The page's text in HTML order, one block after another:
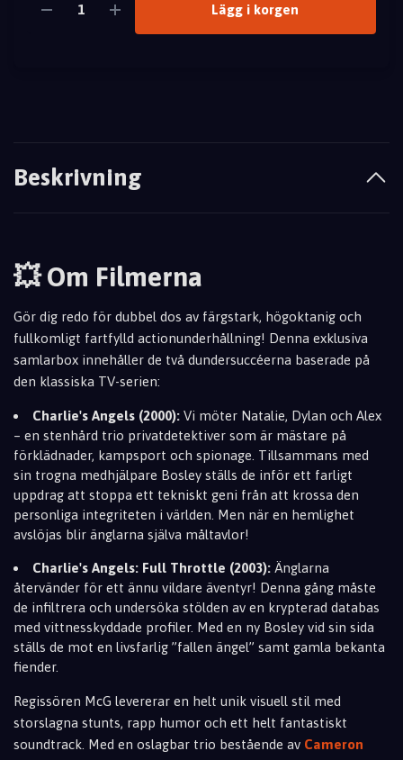
Lägg i korgen
Beskrivning
💥 Om Filmerna
Gör dig redo för dubbel dos av färgstark, högoktanig och
fullkomligt fartfylld actionunderhållning! Denna exklusiva
samlarbox innehåller de två dundersuccéerna baserade på
den klassiska TV-serien:
Charlie's Angels (2000): Vi möter Natalie, Dylan och Alex
– en stenhård trio privatdetektiver som är mästare på
förklädnader, kampsport och spionage. Tillsammans med
sin trogna medhjälpare Bosley ställs de inför ett farligt
uppdrag att stoppa ett tekniskt geni från att krossa den
personliga integriteten i världen. Men när en hemlighet
avslöjas blir änglarna själva måltavlor!
Charlie's Angels: Full Throttle (2003): Änglarna
återvänder för ett ännu vildare äventyr! Denna gång måste
de infiltrera och undersöka stölden av en krypterad databas
med vittnesskyddade profiler. Med en ny Bosley vid sin sida
ställs de mot en livsfarlig ”fallen ängel” samt gamla bekanta
fiender.
Regissören McG levererar en helt unik visuell stil med
storslagna stunts, rapp humor och ett helt fantastiskt
soundtrack. Med en oslagbar trio bestående av Cameron